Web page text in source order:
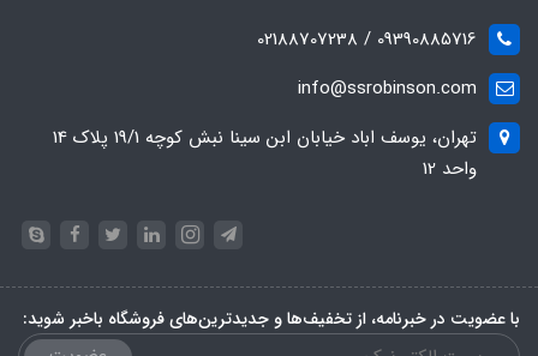
09390885716 / 02188707238
info@ssrobinson.com
تهران، یوسف اباد خیابان ابن سینا نبش کوچه 19/1 پلاک 14
واحد 12
با عضویت در خبرنامه، از تخفیف‌ها و جدیدترین‌های فروشگاه باخبر شوید: